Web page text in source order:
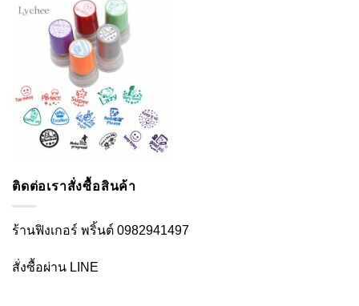
ติดต่อเราสั่งซื้อสินค้า
ร้านฟิงเกอร์ พริ้นต์ 0982941497
สั่งซื้อผ่าน LINE